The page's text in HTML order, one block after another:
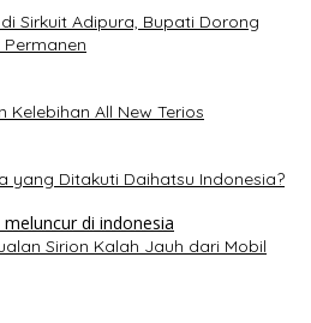
Sirkuit Adipura, Bupati Dorong
Kelebihan All New Terios
yang Ditakuti Daihatsu Indonesia?
Sirion Kalah Jauh dari Mobil